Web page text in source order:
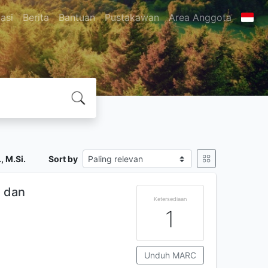
Berita Bantuan Pustakawan Area Anggota
M.Si. Sort by
dan
Ketersediaan
1
Unduh MARC